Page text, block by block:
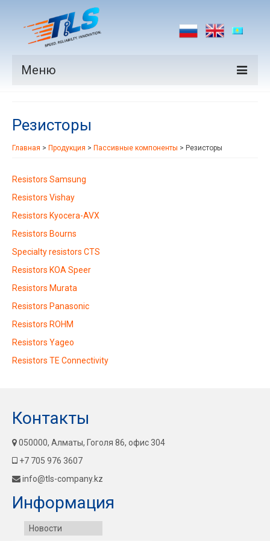
Меню
Производители
Рынки
Новости
Контакты
Резисторы
Главная > Продукция > Пассивные компоненты > Резисторы
Resistors Samsung
Resistors Vishay
Resistors Kyocera-AVX
Resistors Bourns
Specialty resistors CTS
Resistors KOA Speer
Resistors Murata
Resistors Panasonic
Resistors ROHM
Resistors Yageo
Resistors TE Connectivity
Контакты
050000, Алматы, Гоголя 86, офис 304
+7 705 976 3607
info@tls-company.kz
Информация
Новости